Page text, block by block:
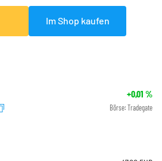
Im Shop kaufen
+0,01 %
Börse: Tradegate